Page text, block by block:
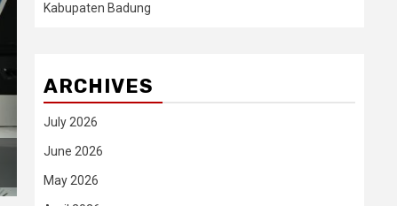
Kabupaten Badung
ARCHIVES
July 2026
June 2026
May 2026